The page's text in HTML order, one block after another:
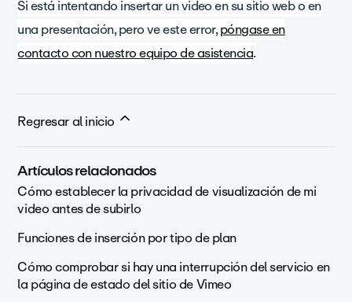
Si está intentando insertar un video en su sitio web o en
una presentación, pero ve este error,póngase en
contacto con nuestro equipo de asistencia.
Regresar al inicio
Artículos relacionados
Cómo establecer la privacidad de visualización de mi
video antes de subirlo
Funciones de inserción por tipo de plan
Cómo comprobar si hay una interrupción del servicio en
la página de estado del sitio de Vimeo